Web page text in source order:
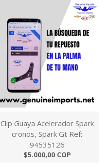
Clip Guaya Acelerador Spark
cronos, Spark Gt Ref:
94535126
$5.000,00 COP